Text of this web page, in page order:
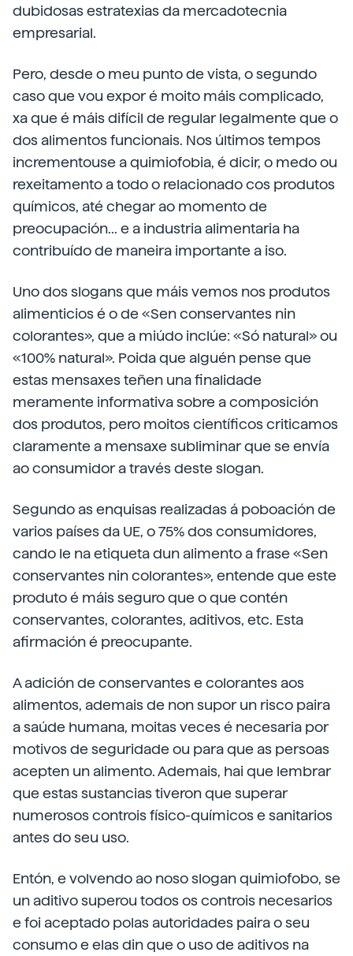
dubidosas estratexias da mercadotecnia
empresarial.
Pero, desde o meu punto de vista, o segundo
caso que vou expor é moito máis complicado,
xa que é máis difícil de regular legalmente que o
dos alimentos funcionais. Nos últimos tempos
incrementouse a quimiofobia, é dicir, o medo ou
rexeitamento a todo o relacionado cos produtos
químicos, até chegar ao momento de
preocupación... e a industria alimentaria ha
contribuído de maneira importante a iso.
Uno dos slogans que máis vemos nos produtos
alimenticios é o de «Sen conservantes nin
colorantes», que a miúdo inclúe: «Só natural» ou
«100% natural». Poida que alguén pense que
estas mensaxes teñen una finalidade
meramente informativa sobre a composición
dos produtos, pero moitos científicos criticamos
claramente a mensaxe subliminar que se envía
ao consumidor a través deste slogan.
Segundo as enquisas realizadas á poboación de
varios países da UE, o 75% dos consumidores,
cando le na etiqueta dun alimento a frase «Sen
conservantes nin colorantes», entende que este
produto é máis seguro que o que contén
conservantes, colorantes, aditivos, etc. Esta
afirmación é preocupante.
A adición de conservantes e colorantes aos
alimentos, ademais de non supor un risco paira
a saúde humana, moitas veces é necesaria por
motivos de seguridade ou para que as persoas
acepten un alimento. Ademais, hai que lembrar
que estas sustancias tiveron que superar
numerosos controis físico-químicos e sanitarios
antes do seu uso.
Entón, e volvendo ao noso slogan quimiofobo, se
un aditivo superou todos os controis necesarios
e foi aceptado polas autoridades paira o seu
consumo e elas din que o uso de aditivos na